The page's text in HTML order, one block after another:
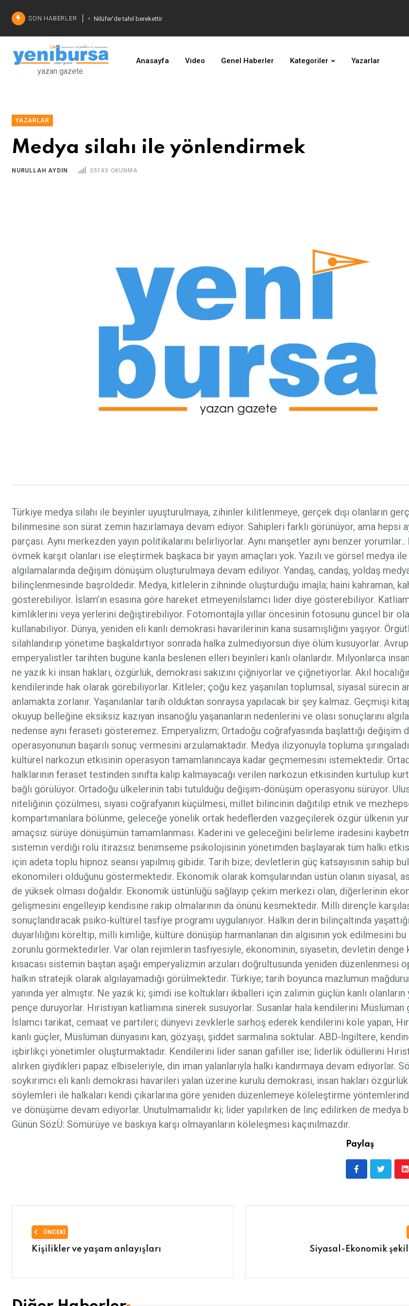
SON HABERLER Nilüfer'de tahıl berekettir
Şadi Özdemir'den çözüm
İşinizi geliştirin
yazan gazete
Anasayfa Video Genel Haberler Kategoriler Yazarlar
YAZARLAR
Medya silahı ile yönlendirmek
NURULLAH AYDIN 35145 OKUNMA
Türkiye medya silahı ile beyinler uyuşturulmaya, zihinler kilitlenmeye, gerçek dışı olanların
bilinmesine son sürat zemin hazırlamaya devam ediyor. Sahipleri farklı görünüyor, ama hepsi
parçası. Aynı merkezden yayın politikalarını belirliyorlar. Aynı manşetler aynı benzer
övmek karşıt olanları ise eleştirmek başkaca bir yayın amaçları yok. Yazılı ve görsel medya
algılamalarında değişim dönüşüm oluşturulmaya devam ediliyor. Yandaş, candaş, yoldaş
bilinçlenmesinde başroldedir. Medya, kitlelerin zihninde oluşturduğu imajla; haini kahraman,
gösterebiliyor. İslam’ın esasına göre hareket etmeyeniİslamcı lider diye gösterebiliyor.
kimliklerini veya yerlerini değiştirebiliyor. Fotomontajla yıllar öncesinin fotosunu güncel bir
kullanabiliyor. Dünya, yeniden eli kanlı demokrasi havarilerinin kana susamışlığını yaşıyor.
silahlandırıp yönetime başkaldırtıyor sonrada halka zulmediyorsun diye ölüm kusuyorlar.
emperyalistler tarihten bugüne kanla beslenen elleri beyinleri kanlı olanlardır. Milyonlarca
ne yazık ki insan hakları, özgürlük, demokrasi sakızını çiğniyorlar ve çiğnetiyorlar. Akıl
kendilerinde hak olarak görebiliyorlar. Kitleler; çoğu kez yaşanılan toplumsal, siyasal sürecin
anlamakta zorlanır. Yaşanılanlar tarih olduktan sonraysa yapılacak bir şey kalmaz. Geçmişi
okuyup belleğine eksiksiz kazıyan insanoğlu yaşananların nedenlerini ve olası sonuçlarını
nedense aynı feraseti gösteremez. Emperyalizm; Ortadoğu coğrafyasında başlattığı değişim
operasyonunun başarılı sonuç vermesini arzulamaktadır. Medya ilizyonuyla topluma
kültürel narkozun etkisinin operasyon tamamlanıncaya kadar geçmemesini istemektedir.
halklarının feraset testinden sınıfta kalıp kalmayacağı verilen narkozun etkisinden kurtulup
bağlı görülüyor. Ortadoğu ülkelerinin tabi tutulduğu değişim-dönüşüm operasyonu sürüyor.
niteliğinin çözülmesi, siyasi coğrafyanın küçülmesi, millet bilincinin dağıtılıp etnik ve
kompartımanlara bölünme, geleceğe yönelik ortak hedeflerden vazgeçilerek özgür ülkenin
amaçsız sürüye dönüşümün tamamlanması. Kaderini ve geleceğini belirleme iradesini
sistemin verdiği rolü itirazsız benimseme psikolojisinin yönetimden başlayarak tüm halkı
için adeta toplu hipnoz seansı yapılmış gibidir. Tarih bize; devletlerin güç katsayısının sahip
ekonomileri olduğunu göstermektedir. Ekonomik olarak komşularından üstün olanın siyasal,
de yüksek olması doğaldır. Ekonomik üstünlüğü sağlayıp çekim merkezi olan, diğerlerinin
gelişmesini engelleyip kendisine rakip olmalarının da önünü kesmektedir. Milli dirençle
sonuçlandıracak psiko-kültürel tasfiye programı uygulanıyor. Halkın derin bilinçaltında
duyarlılığını köreltip, milli kimliğe, kültüre dönüşüp harmanlanan din algısının yok edilmesini
zorunlu görmektedirler. Var olan rejimlerin tasfiyesiyle, ekonominin, siyasetin, devletin denge
kısacası sistemin baştan aşağı emperyalizmin arzuları doğrultusunda yeniden düzenlenmesi
halkın stratejik olarak algılayamadığı görülmektedir. Türkiye; tarih boyunca mazlumun
yanında yer almıştır. Ne yazık ki; şimdi ise koltukları ikballeri için zalimin güçlün kanlı olanların
pençe duruyorlar. Hıristiyan katliamına sinerek susuyorlar. Susanlar hala kendilerini
İslamcı tarikat, cemaat ve partileri; dünyevi zevklerle sarhoş ederek kendilerini köle yapan,
kanlı güçler, Müslüman dünyasını kan, gözyaşı, şiddet sarmalına soktular. ABD-İngiltere,
işbirlikçi yönetimler oluşturmaktadır. Kendilerini lider sanan gafiller ise; liderlik ödüllerini
alırken giydikleri papaz elbiseleriyle, din iman yalanlarıyla halkı kandırmaya devam ediyorlar.
soykırımcı eli kanlı demokrasi havarileri yalan üzerine kurulu demokrasi, insan hakları
söylemleri ile halkaları kendi çıkarlarına göre yeniden düzenlemeye köleleştirme
ve dönüşüme devam ediyorlar. Unutulmamalıdır ki; lider yapılırken de linç edilirken de medya
Günün SözÜ: Sömürüye ve baskıya karşı olmayanların köleleşmesi kaçınılmazdır.
Paylaş
ÖNCEKI
Kişilikler ve yaşam anlayışları Siyasal-Ekonomik